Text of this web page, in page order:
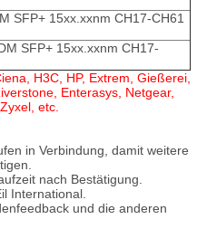
SFP+ 15xx.xxnm CH17-CH61
SFP+ 15xx.xxnm CH17-
H3C, HP, Extrem, Gießerei,
Enterasys, Netgear,
etc.
in Verbindung, damit weitere
nach Bestätigung.
International.
und die anderen